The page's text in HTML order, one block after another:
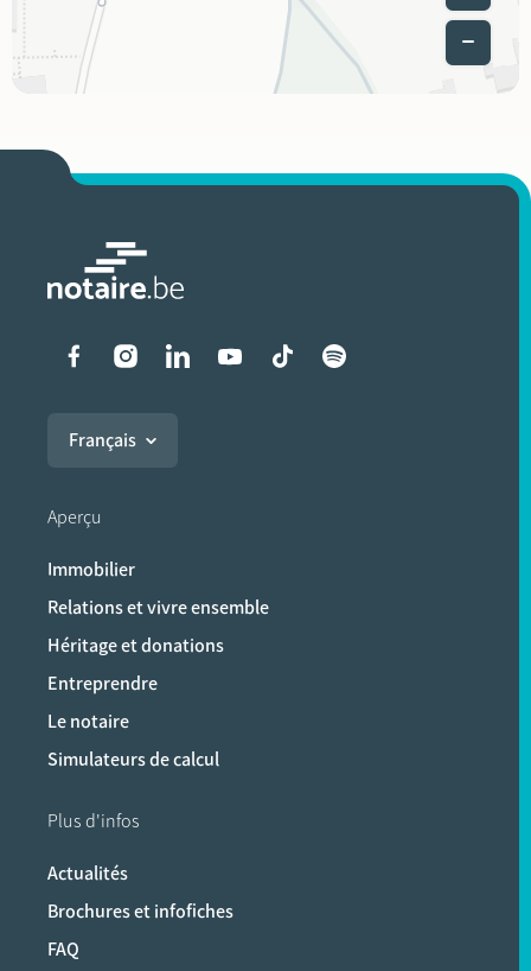
Liens vers les réseaux
Français
Aperçu
Immobilier
Relations et vivre ensemble
Héritage et donations
Entreprendre
Le notaire
Simulateurs de calcul
Plus d'infos
Actualités
Brochures et infofiches
FAQ